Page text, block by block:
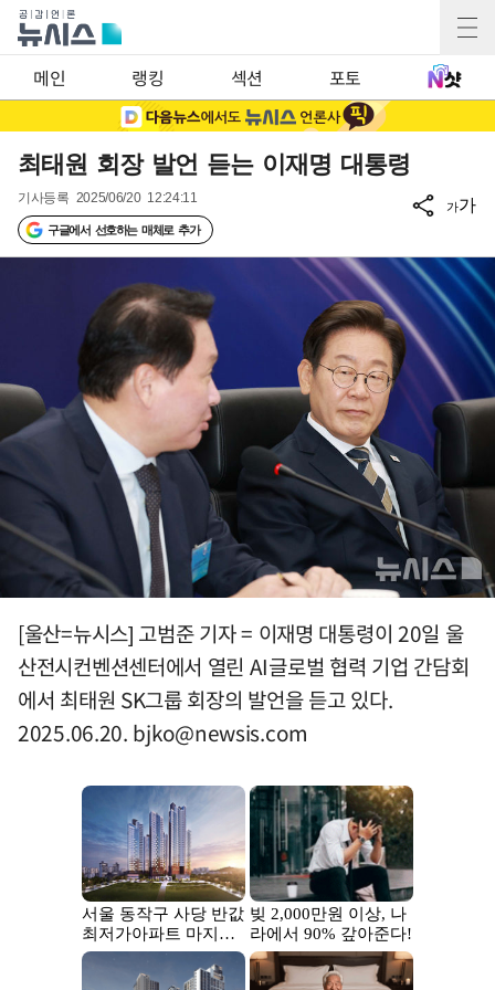
메인 랭킹 섹션 포토
최태원 회장 발언 듣는 이재명 대통령
기사등록 2025/06/20 12:24:11
구글에서 선호하는 매체로 추가
가가
[울산=뉴시스] 고범준 기자 = 이재명 대통령이 20일 울
산전시컨벤션센터에서 열린 AI글로벌 협력 기업 간담회
에서 최태원 SK그룹 회장의 발언을 듣고 있다.
2025.06.20. bjko@newsis.com